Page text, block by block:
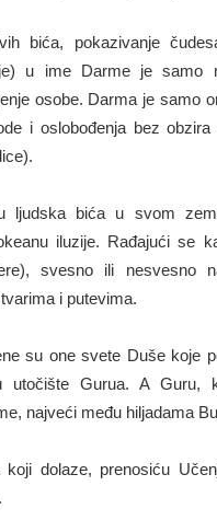
bića, pokazivanje
u ime Darme je samo
osobe. Darma je samo
i oslobođenja bez
ljudska bića u svom
iluzije. Rađajući se
svesno ili nesvesno
i putevima.
su one svete Duše koje
utočište Gurua. A
najveći među hiljadama
koji dolaze, prenosiću